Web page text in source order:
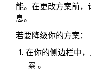
能。在更改方案前，
息。
若要降级你的方案：
在你的侧边栏中
案 。